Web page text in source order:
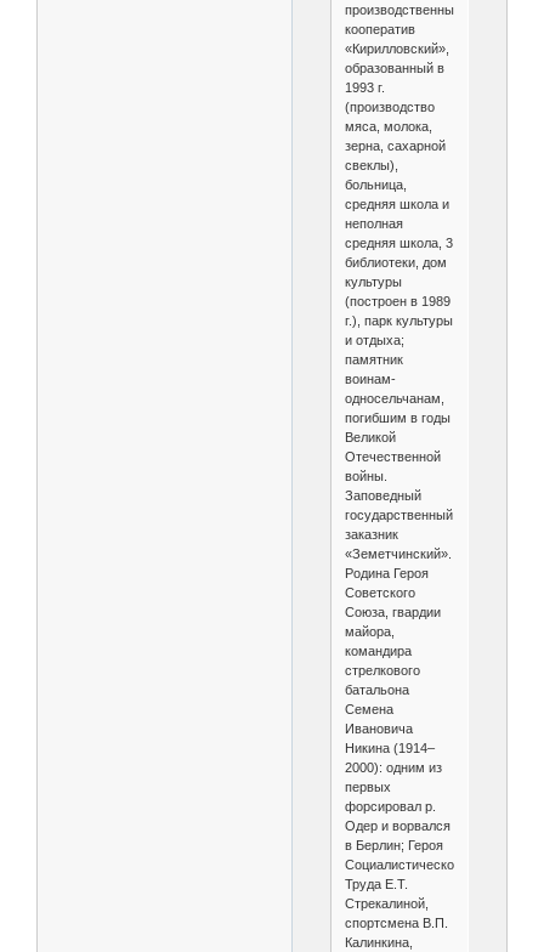
производственный
кооператив
«Кирилловский»,
образованный в
1993 г.
(производство
мяса, молока,
зерна, сахарной
свеклы),
больница,
средняя школа и
неполная
средняя школа, 3
библиотеки, дом
культуры
(построен в 1989
г.), парк культуры
и отдыха;
памятник
воинам-
односельчанам,
погибшим в годы
Великой
Отечественной
войны.
Заповедный
государственный
заказник
«Земетчинский».
Родина Героя
Советского
Союза, гвардии
майора,
командира
стрелкового
батальона
Семена
Ивановича
Никина (1914–
2000): одним из
первых
форсировал р.
Одер и ворвался
в Берлин; Героя
Социалистического
Труда Е.Т.
Стрекалиной,
спортсмена В.П.
Калинкина,